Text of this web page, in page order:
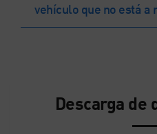
vehículo que no está a
Descarga de